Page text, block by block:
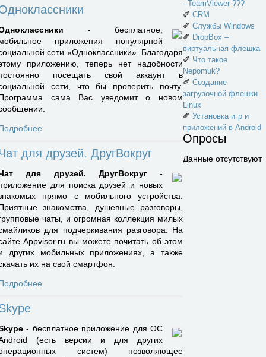
- бесплатное,
приложения популярной
сети «Одноклассники». Благодаря
приложению, теперь нет надобности
посещать свой аккаунт в
сети, что бы проверить почту.
сама Вас уведомит о новом
для друзей. ДругВокруг
для друзей. ДругВокруг-
для поиска друзей и новых
прямо с мобильного устройства.
знакомства, душевные разговоры,
чаты, и огромная коллекция милых
для подчеркивания разговора. На
Appvisor.ru вы можете почитать об этом
других мобильных приложениях, а также
их на свой смартфон.
- бесплатное приложение для ОС
(есть версии и для других
систем) позволяющее
- TeamViewer ???
✐ CRM
✐ Службы Windows
✐ DropBox –
виртуальная флешка
✐ Что такое
Nepomuk?
✐ Создание
загрузочной флешки
Linux
✐ Установка игр и
приложений в Android
Опросы
Данные отсутствуют